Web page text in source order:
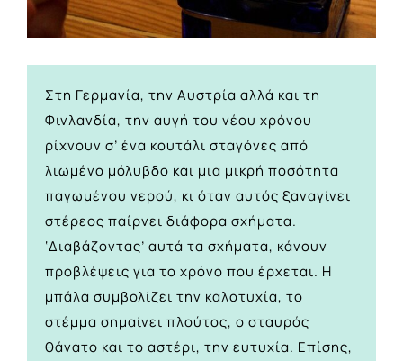
Στη Γερμανία, την Αυστρία αλλά και τη
Φινλανδία, την αυγή του νέου χρόνου
ρίχνουν σ’ ένα κουτάλι σταγόνες από
λιωμένο μόλυβδο και μια μικρή ποσότητα
παγωμένου νερού, κι όταν αυτός ξαναγίνει
στέρεος παίρνει διάφορα σχήματα.
‘Διαβάζοντας’ αυτά τα σχήματα, κάνουν
προβλέψεις για το χρόνο που έρχεται. Η
μπάλα συμβολίζει την καλοτυχία, το
στέμμα σημαίνει πλούτος, ο σταυρός
θάνατο και το αστέρι, την ευτυχία. Επίσης,